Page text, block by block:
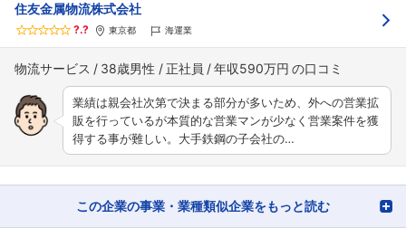
住友金属物流株式会社
?.? 東京都 海運業
物流サービス 38歳男性 正社員 年収590万円
業績は親会社次第で決まる部分が多いため、外への営業拡
販を行っているが本質的な営業マンが少なく営業案件を獲
得する事が難しい。大手鉄鋼の子会社の…
この企業の事業・業種類似企業をもっと読む